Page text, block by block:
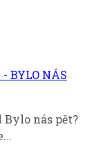
BYLO NÁS
nás pět?